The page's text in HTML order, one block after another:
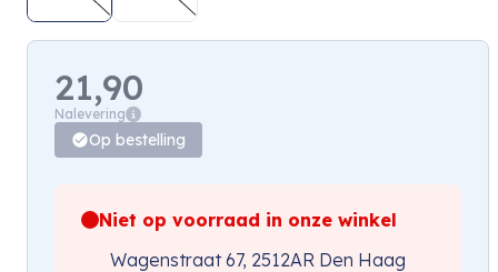
21,90
Nalevering
Op bestelling
Niet op voorraad in onze winkel
Wagenstraat 67, 2512AR Den Haag